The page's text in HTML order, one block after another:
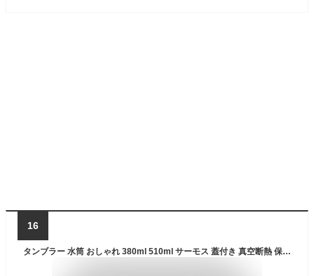
16
タンブラー 水筒 おしゃれ 380ml 510ml サーモス 蓋付き 真空断熱 保冷 保温 直飲み コーヒーカップ シンプル 持ち運び 持ち運び便利 父の日 プレゼント 白 黒 ホワイト ブラック 贈り物 学生 携帯便利